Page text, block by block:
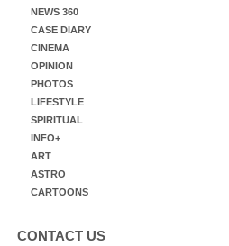
NEWS 360
CASE DIARY
CINEMA
OPINION
PHOTOS
LIFESTYLE
SPIRITUAL
INFO+
ART
ASTRO
CARTOONS
CONTACT US